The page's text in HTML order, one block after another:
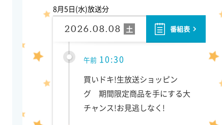
8月5日(水)放送分
2026.08.08 土 番組表
題名のない音楽会「背筋も凍
る!恐怖を感じる音楽会」
午前 10:30
買いドキ!生放送ショッピン
グ 期間限定商品を手にする大
チャンス!お見逃しなく!